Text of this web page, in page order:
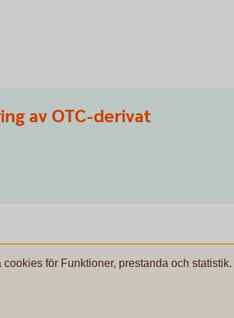
av OTC-derivat
för Funktioner, prestanda och statistik.